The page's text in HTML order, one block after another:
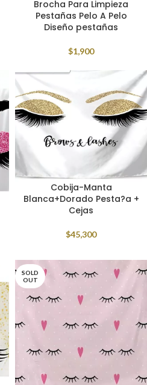
Brocha Para Limpieza
Pestañas Pelo A Pelo
Diseño pestañas
$1,900
Cobija-Manta
Blanca+Dorado Pesta?a +
Cejas
$45,300
SOLD
OUT